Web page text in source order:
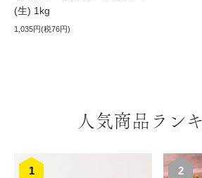
(生) 1kg
1,035円(税76円)
人気商品ラン
1 2